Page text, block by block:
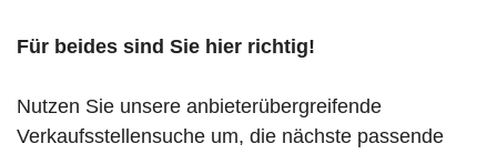
Für beides sind Sie hier richtig!
Nutzen Sie unsere anbieterübergreifende
Verkaufsstellensuche um, die nächste passende